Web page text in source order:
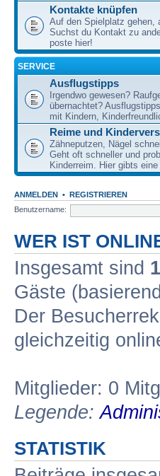
Kontakte knüpfen
Auf den Spielplatz gehen,
Suchst du Kontakt zu
poste hier!
SERVICE
Ausflugstipps
Irgendwo gewesen?
übernachtet?
mit Kindern,
Reime und
Zähneputzen, Nägel
Geht oft schneller und
Kinderreim. Hier gibts eine
ANMELDEN • REGISTRIEREN
Benutzername:
WER IST
Insgesamt sind
Gäste
Der
gleichzeitig
Mitglieder: 0
Legende:
STATISTIK